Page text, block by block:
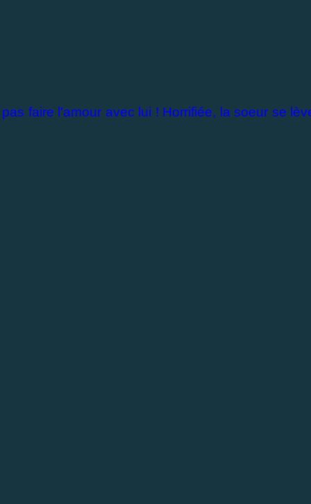
faire l'amour avec lui ! Horrifiée, la soeur se